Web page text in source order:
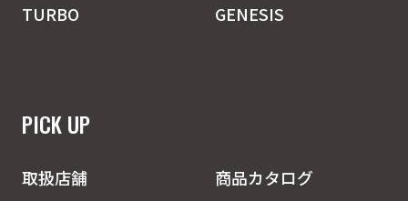
TURBO
GENESIS
PICK UP
取扱店舗
商品カタログ